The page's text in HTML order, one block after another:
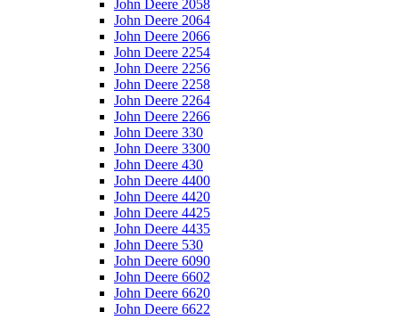
John Deere 2058
John Deere 2064
John Deere 2066
John Deere 2254
John Deere 2256
John Deere 2258
John Deere 2264
John Deere 2266
John Deere 330
John Deere 3300
John Deere 430
John Deere 4400
John Deere 4420
John Deere 4425
John Deere 4435
John Deere 530
John Deere 6090
John Deere 6602
John Deere 6620
John Deere 6622